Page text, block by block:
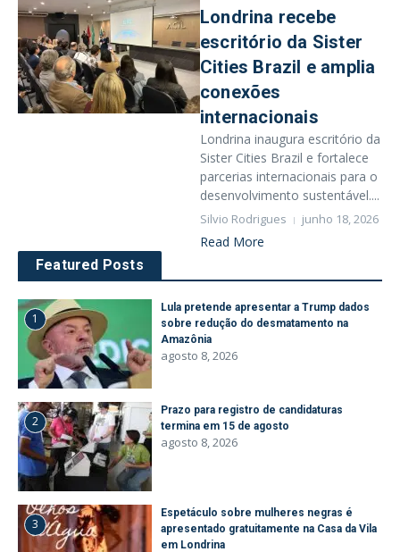
Londrina recebe
escritório da Sister
Cities Brazil e amplia
conexões
internacionais
Londrina inaugura escritório da
Sister Cities Brazil e fortalece
parcerias internacionais para o
desenvolvimento sustentável....
Silvio Rodrigues junho 18, 2026
Read More
Featured Posts
1
Lula pretende apresentar a Trump dados
sobre redução do desmatamento na
Amazônia
agosto 8, 2026
2
Prazo para registro de candidaturas
termina em 15 de agosto
agosto 8, 2026
3
Espetáculo sobre mulheres negras é
apresentado gratuitamente na Casa da Vila
em Londrina